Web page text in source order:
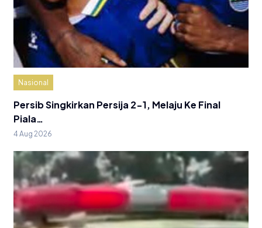
Nasional
Persib Singkirkan Persija 2-1, Melaju Ke Final
Piala…
4 Aug 2026